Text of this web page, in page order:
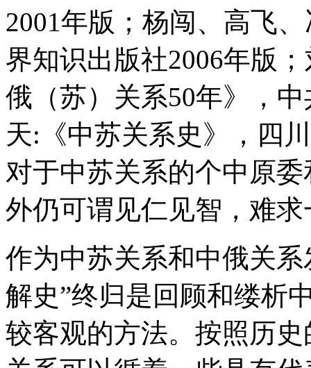
2001年版；杨闯、高飞
界知识出版社2006年版
俄（苏）关系50年》，
天:《中苏关系史》，四
对于中苏关系的个中原
外仍可谓见仁见智，难求
作为中苏关系和中俄关
解史”终归是回顾和缕析
较客观的方法。按照历